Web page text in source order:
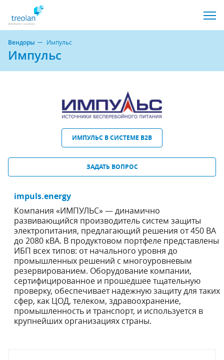
Вендоры Импульс
Импульс
ИМПУЛЬС В СИСТЕМЕ B2B
ЗАДАТЬ ВОПРОС
impuls.energy
Компания «ИМПУЛЬС» — динамично
развивающийся производитель систем защиты
электропитания, предлагающий решения от 450 ВА
до 2080 кВА. В продуктовом портфеле представлены
ИБП всех типов: от начального уровня до
промышленных решений с многоуровневым
резервированием. Оборудование компании,
сертифицированное и прошедшее тщательную
проверку, обеспечивает надежную защиту для таких
сфер, как ЦОД, телеком, здравоохранение,
промышленность и транспорт, и используется в
крупнейших организациях страны.